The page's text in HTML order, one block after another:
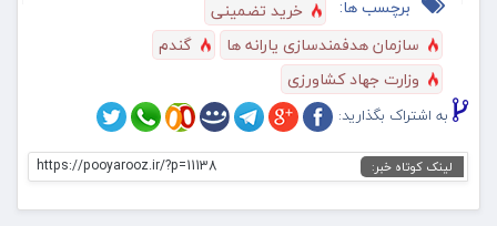
برچسب ها:
خرید تضمینی
سازمان هدفمندسازی یارانه ها
گندم
وزارت جهاد کشاورزی
به اشتراک بگذارید:
لینک کوتاه خبر: https://pooyarooz.ir/?p=11138